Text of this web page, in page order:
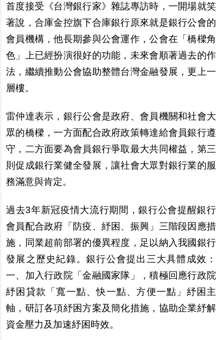
首度接受《台灣銀行家》雜誌專訪時，一開場就笑
著說，合庫金控旗下合庫銀行原來就是銀行公會的
會員機構，他長期參與公會運作，公會在「橋樑角
色」上已經扮演很好的功能，未來會順著過去的作
法，繼續推動公會協助整體台灣金融發展，更上一
層樓。
雷仲達表示，銀行公會是政府、會員機關和社會大
眾的橋樑，一方面配合政府政策轉達給會員銀行遵
守，二方面要為會員銀行爭取最大共同權益，第三
則促成銀行業健全發展，讓社會大眾對銀行業的服
務滿意與肯定。
過去3年新冠疫情大流行期間，銀行公會提醒銀行
會員配合政府「防疫、紓困、振興」三階段因應措
施，同業超前部署的優異程度，足以納入我國銀行
發展之歷史紀錄。銀行公會提出三大具體成效：
一、加入行政院「金融國家隊」，積極回應行政院
紓困貸款「寬一點、快一點、方便一點」紓困主
軸，研訂各項紓困方案及簡化措施，協助企業紓解
資金壓力及加速紓困時效。